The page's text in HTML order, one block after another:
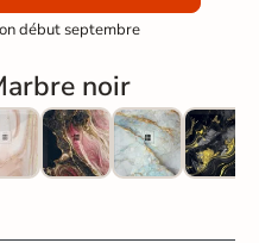
début septembre
noir